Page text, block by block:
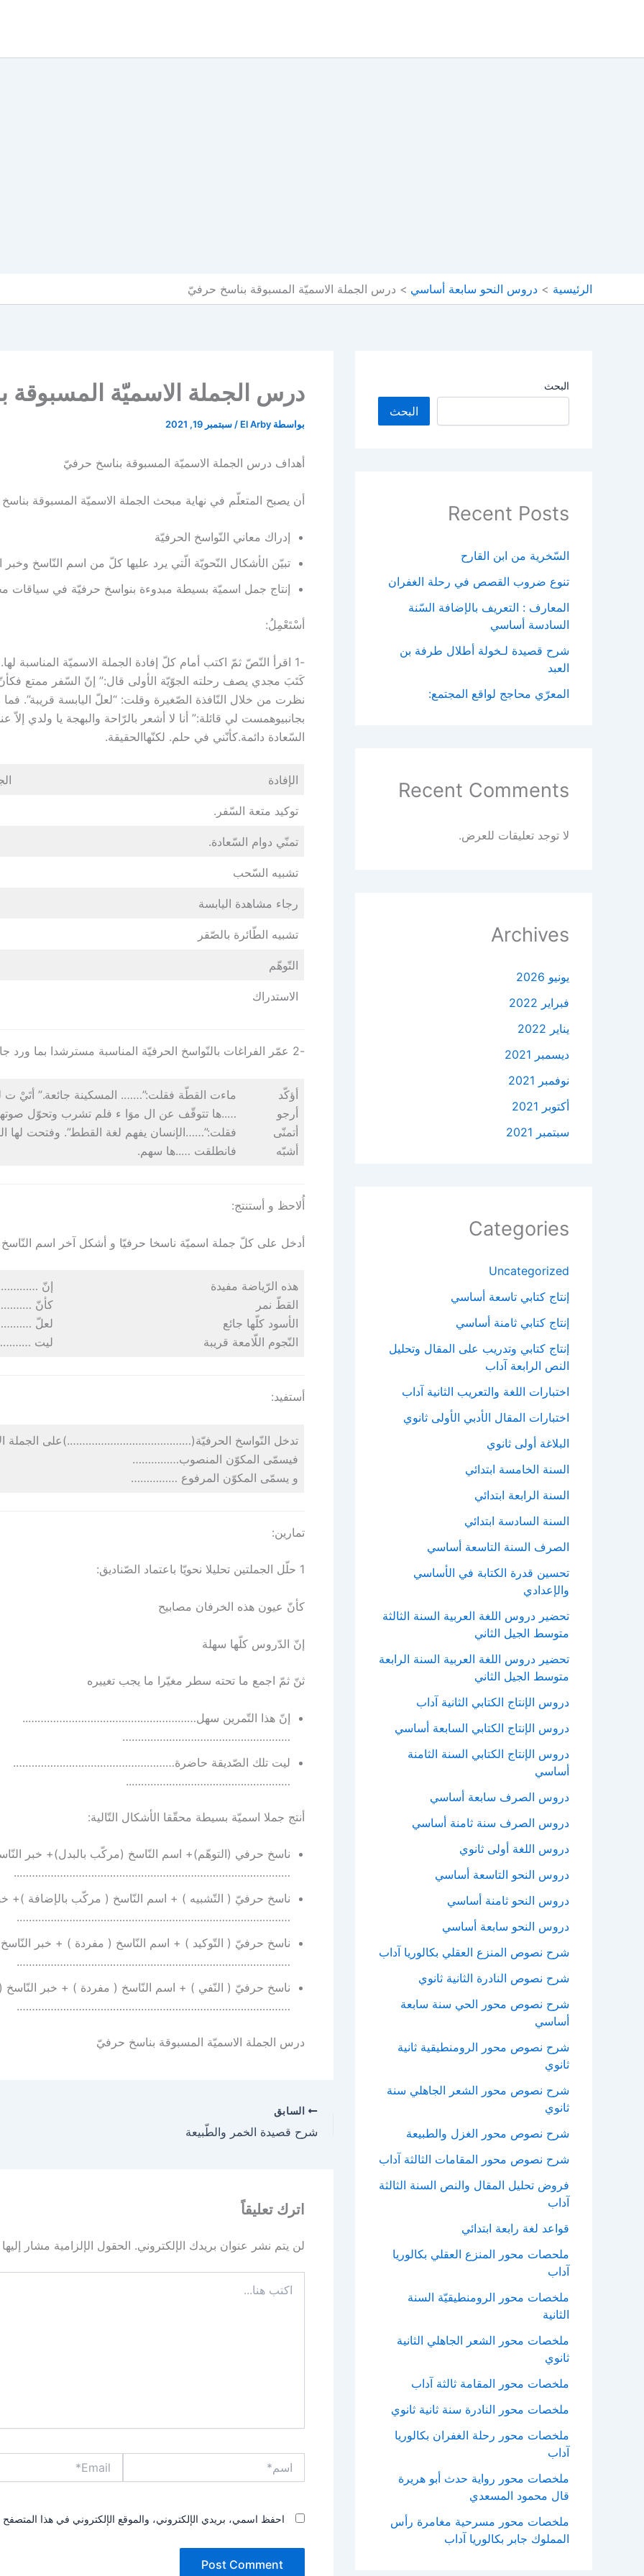
الرئيسية دروس النحو سابعة أساسي درس الجملة الاسميّة المسبوقة بناسخ حرفيّ
البحث
البحث
Recent Posts
السّخرية من ابن القارح
تنوع ضروب القصص في رحلة الغفران
المعارف : التعريف بالإضافة السّنة
السادسة أساسي
شرح قصيدة لـخولة أطلال طرفة بن
العبد
المعرّي محاجج لواقع المجتمع:
Recent Comments
لا توجد تعليقات للعرض.
Archives
يونيو 2026
فبراير 2022
يناير 2022
ديسمبر 2021
نوفمبر 2021
أكتوبر 2021
سبتمبر 2021
Categories
Uncategorized
إنتاج كتابي تاسعة أساسي
إنتاج كتابي ثامنة أساسي
إنتاج كتابي وتدريب على المقال وتحليل
النص الرابعة آداب
اختبارات اللغة والتعريب الثانية آداب
اختبارات المقال الأدبي الأولى ثانوي
البلاغة أولى ثانوي
السنة الخامسة ابتدائي
السنة الرابعة ابتدائي
السنة السادسة ابتدائي
الصرف السنة التاسعة أساسي
تحسين قدرة الكتابة في الأساسي
والإعدادي
تحضير دروس اللغة العربية السنة الثالثة
متوسط الجيل الثاني
تحضير دروس اللغة العربية السنة الرابعة
متوسط الجيل الثاني
دروس الإنتاج الكتابي الثانية آداب
دروس الإنتاج الكتابي السابعة أساسي
دروس الإنتاج الكتابي السنة الثامنة
أساسي
دروس الصرف سابعة أساسي
دروس الصرف سنة ثامنة أساسي
دروس اللغة أولى ثانوي
دروس النحو التاسعة أساسي
دروس النحو ثامنة أساسي
دروس النحو سابعة أساسي
شرح نصوص المنزع العقلي بكالوريا آداب
شرح نصوص النادرة الثانية ثانوي
شرح نصوص محور الحي سنة سابعة
أساسي
شرح نصوص محور الرومنطيقية ثانية
ثانوي
شرح نصوص محور الشعر الجاهلي سنة
ثانوي
شرح نصوص محور الغزل والطبيعة
شرح نصوص محور المقامات الثالثة آداب
فروض تحليل المقال والنص السنة الثالثة
آداب
قواعد لغة رابعة ابتدائي
ملحصات محور المنزع العقلي بكالوريا
آداب
ملخصات محور الرومنطيقيّة السنة
الثانية
ملخصات محور الشعر الجاهلي الثانية
ثانوي
ملخصات محور المقامة ثالثة آداب
ملخصات محور النادرة سنة ثانية ثانوي
ملخصات محور رحلة الغفران بكالوريا
آداب
ملخصات محور رواية حدث أبو هريرة
قال محمود المسعدي
ملخصات محور مسرحية مغامرة رأس
المملوك جابر بكالوريا آداب
درس الجملة الاسميّة
بواسطة El Arby
/ سبتمبر 19, 2021
أهداف درس الجملة الاسميّة المسبوقة بناسخ حرفيّ
أن يصبح المتعلّم في نهاية مبحث الجملة الاسميّة المسبوقة
إدراك معاني النّواسخ الحرفيّة
تبيّن الأشكال النّحويّة الّتي يرد عليها كلّ من اسم النّاسخ وخبر
إنتاج جمل اسميّة بسيطة مبدوءة بنواسخ حرفيّة في سياقات
أسْتَعْمِلُ:
-1 اقرأ النّصّ ثمّ اكتب أمام كلّ إفادة الجملة الاسميّة المناسبة لها.
كَتَبَ مجدي يصف رحلته الجوّيّة الأولى قال:” إنّ السّفر ممتع
نظرت من خلال النّافذة الصّغيرة وقلت: “لعلّ اليابسة
بجانبيوهمست لي قائلة:” أنا لا أشعر بالرّاحة والبهجة يا ولدي
السّعادة دائمة.كأنّني في حلم. لكنّهاالحقيقة.
الإفادة
توكيد متعة السّفر.
تمنّي دوام السّعادة.
تشبيه السّحب
رجاء مشاهدة اليابسة
تشبيه الطّائرة بالصّقر
التّوهّم
الاستدراك
-2 عمّر الفراغات بالنّواسخ الحرفيّة المناسبة مسترشدا بما ورد جانبا:
أؤكّد
أرجو
أتمنّى
أشبّه
ماءت القطّة فقلت:”……. المسكينة جائعة.” أتَيْ ت
…..ها تتوقّف عن ال موَا ء فلم تشرب وتحوّل صوتها
فقلت:”……الإنسان يفهم لغة القطط”. وفتحت لها
فانطلقت …..ها سهم.
أُلاحظ و أستنتج:
أدخل على كلّ جملة اسميّة ناسخا حرفيّا و أشكل آخر اسم النّاسخ
هذه الرّياضة مفيدة
القطّ نمر
الأسود كلّها جائع
النّجوم اللّامعة قريبة
إنّ
كأنّ
لعلّ
ليت
أستفيد:
تدخل النّواسخ الحرفيّة(………………………………….)على الجملة
فيسمّى المكوّن المنصوب……………
و يسمّى المكوّن المرفوع ……………
تمارين:
1 حلّل الجملتين تحليلا نحويّا باعتماد الصّناديق:
كأنّ عيون هذه الخرفان مصابيح
إنّ الدّروس كلّها سهلة
ثنّ ثمّ اجمع ما تحته سطر مغيّرا ما يجب تغييره
إنّ هذا التّمرين سهل………………………………………………..
………………………………………………
ليت تلك الصّديقة حاضرة…………………………………………….
……………………………………………..
أنتج جملا اسميّة بسيطة محقّقا الأشكال التّالية:
ناسخ حرفي (التوهّم)+ اسم النّاسخ (مركّب بالبدل)+ خبر
……………………………………………………………………………..
ناسخ حرفيّ ( التّشبيه ) + اسم النّاسخ ( مركّب بالإضافة )+
…………………………………………………………………………….
ناسخ حرفيّ ( التّوكيد ) + اسم النّاسخ ( مفردة ) + خبر
…………………………………………………………………………….
ناسخ حرفيّ ( النّفي ) + اسم النّاسخ ( مفردة ) + خبر النّاسخ
…………………………………………………………………………….
درس الجملة الاسميّة المسبوقة بناسخ حرفيّ
السابق
شرح قصيدة الخمر والطّبيعة
اترك تعليقاً
لن يتم نشر عنوان بريدك الإلكتروني. الحقول الإلزامية مشار إليها
هنا...
احفظ اسمي، بريدي الإلكتروني، والموقع الإلكتروني في هذا المتصفح